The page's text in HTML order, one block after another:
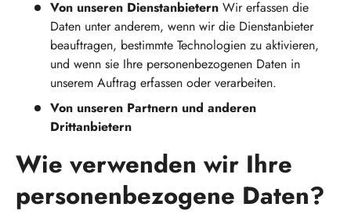
Von unseren Dienstanbietern Wir erfassen die
Daten unter anderem, wenn wir die Dienstanbieter
beauftragen, bestimmte Technologien zu aktivieren,
und wenn sie Ihre personenbezogenen Daten in
unserem Auftrag erfassen oder verarbeiten.
Von unseren Partnern und anderen
Drittanbietern
Wie verwenden wir Ihre
personenbezogene Daten?